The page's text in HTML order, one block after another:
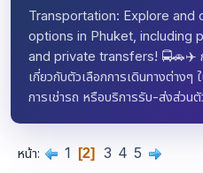
Transportation: Explore and
options in Phuket, including
and private transfers! 🚍🚗✈️ ก
เกี่ยวกับตัวเลือกการเดินทางต่างๆ
การเช่ารถ หรือบริการรับ-ส่งส่วนตั
หน้า 1 2 3 4 5